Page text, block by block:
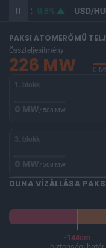
364,62 0,8% USD/
PAKSI ATOMERŐMŰ
Összteljesítmény
226 MW 0
1. blokk
0 MW/ 500 MW
3. blokk
0 MW/ 500 MW
DUNA VÍZÁLLÁSA
-144cm